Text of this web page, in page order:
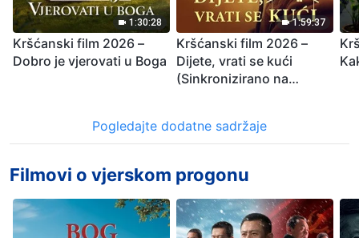
1:30:28
Kršćanski film 2026 –
Dobro je vjerovati u Boga
1:59:37
Kršćanski film 2026 –
Dijete, vrati se kući
(Sinkronizirano na
Pogledajte dodatne sadržaje
Filmovi o vjerskom progonu